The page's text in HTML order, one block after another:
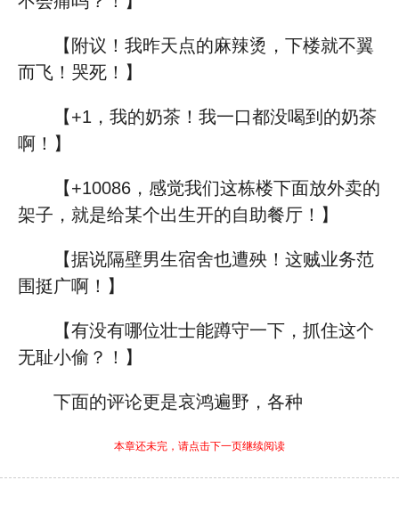
【附议！我昨天点的麻辣烫，下楼就不翼
而飞！哭死！】
【+1，我的奶茶！我一口都没喝到的奶茶
啊！】
【+10086，感觉我们这栋楼下面放外卖的
架子，就是给某个出生开的自助餐厅！】
【据说隔壁男生宿舍也遭殃！这贼业务范
围挺广啊！】
【有没有哪位壮士能蹲守一下，抓住这个
无耻小偷？！】
下面的评论更是哀鸿遍野，各种
本章还未完，请点击下一页继续阅读